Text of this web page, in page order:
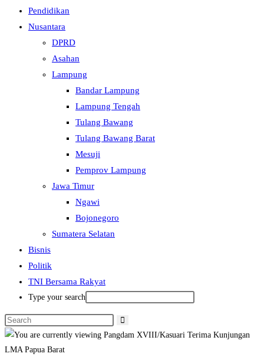
Pendidikan
Nusantara
DPRD
Asahan
Lampung
Bandar Lampung
Lampung Tengah
Tulang Bawang
Tulang Bawang Barat
Mesuji
Pemprov Lampung
Jawa Timur
Ngawi
Bojonegoro
Sumatera Selatan
Bisnis
Politik
TNI Bersama Rakyat
Type your search